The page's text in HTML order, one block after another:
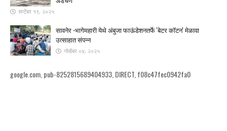
सप्टेंबर १९, २०२५
सावनेर -भागेमहारी येथे अंबुजा फाऊंडेशनतर्फे 'बेटर कॉटन' मेळावा
उत्साहात संपन्न
नोव्हेंबर ०४, २०२५
google.com, pub-8252815689404933, DIRECT, f08c47fec0942fa0